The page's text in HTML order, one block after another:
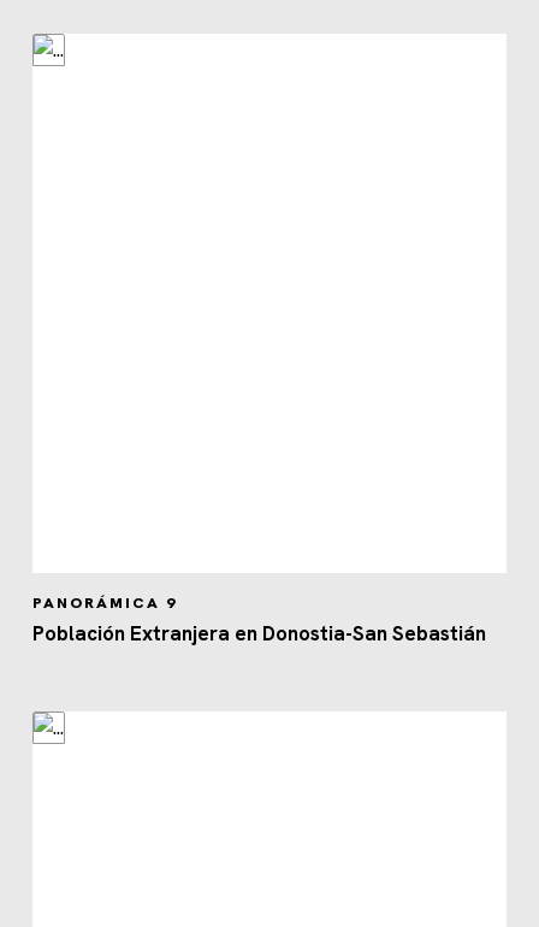
PANORÁMICA 9
Población Extranjera en Donostia-San Sebastián